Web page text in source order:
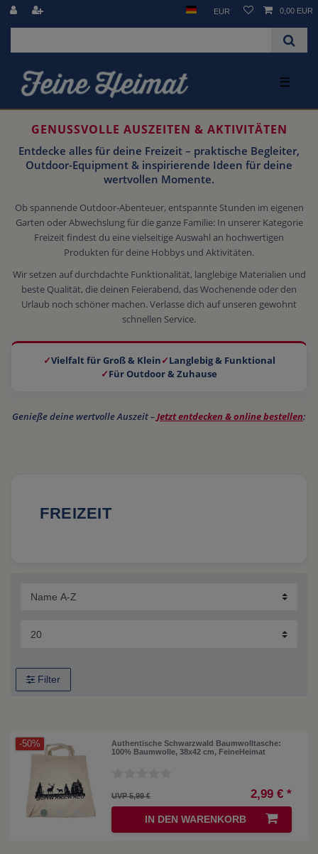
EUR 0,00 EUR
☰
GENUSSVOLLE AUSZEITEN & AKTIVITÄTEN
Entdecke alles für deine Freizeit – praktische Begleiter,
Outdoor-Equipment & inspirierende Ideen für deine
wertvollen Momente.
Ob spannende Outdoor-Abenteuer, entspannte Stunden im eigenen
Garten oder Abwechslung für die ganze Familie: In unserer Kategorie
Freizeit findest du eine vielseitige Auswahl an hochwertigen
Produkten für deine Hobbys und Aktivitäten.
Wir setzen auf durchdachte Funktionalität, langlebige Materialien und
beste Qualität, die deinen Feierabend, das Wochenende oder den
Urlaub noch schöner machen. Verlasse dich auf unseren gewohnt
schnellen Service.
✓Vielfalt für Groß & Klein✓Langlebig & Funktional
✓Für Outdoor & Zuhause
Genieße deine wertvolle Auszeit –Jetzt entdecken & online bestellen:
FREIZEIT
Filter
-50%
Authentische Schwarzwald Baumwolltasche:
100% Baumwolle, 38x42 cm, FeineHeimat
UVP 5,99 € 2,99 € *
IN DEN WARENKORB